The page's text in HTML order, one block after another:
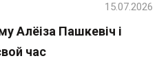
Алёіза Пашкевіч і
час
15.07.2026